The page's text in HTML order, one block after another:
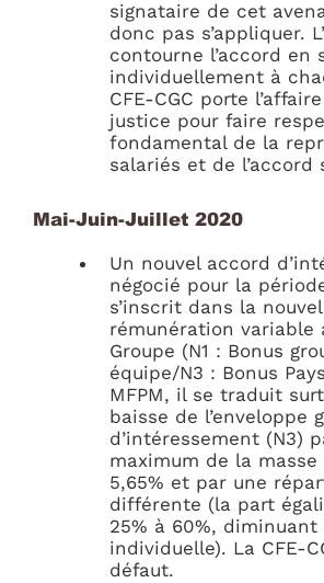
signataire de cet
donc pas s’appliquer.
contourne l’accord en
individuellement à
CFE-CGC porte
justice pour faire
fondamental de la
salariés et de l’accord
Mai-Juin-Juillet 2020
Un nouvel accord
négocié pour la
s’inscrit dans la
rémunération variable
Groupe (N1 : Bonus
équipe/N3 : Bonus
MFPM, il se traduit
baisse de l’enveloppe
d’intéressement (N3)
maximum de la
5,65% et par une
différente (la part
25% à 60%,
individuelle). La CFE-
défaut.